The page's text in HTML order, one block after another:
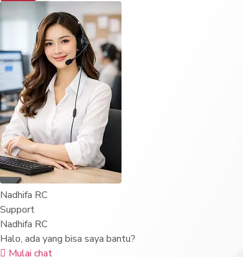
Nadhifa RC
Support
Nadhifa RC
Halo, ada yang bisa saya bantu?
Mulai chat